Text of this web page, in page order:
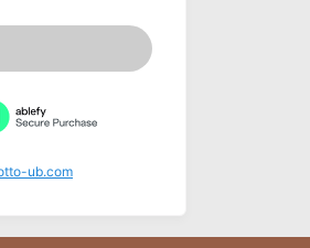
ub.com